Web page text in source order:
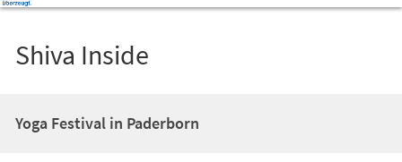
Shiva Inside
Yoga Festival in Paderborn